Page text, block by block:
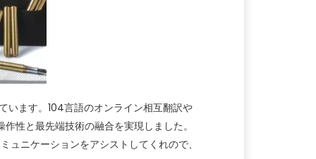
います。104言語のオンライン相互翻訳や
性と最先端技術の融合を実現しました。
ニケーションをアシストしてくれので、